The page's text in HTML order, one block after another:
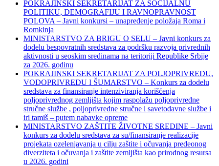
POKRAJINSKI SEKRETARIJAT ZA SOCIJALNU
POLITIKU, DEMOGRAFIJU I RAVNOPRAVNOST
POLOVA – Javni konkursi – unapređenje položaja Roma i
Romkinja
MINISTARSTVO ZA BRIGU O SELU – Javni konkurs za
dodelu bespovratnih sredstava za podršku razvoja privrednih
aktivnosti u seoskim sredinama na teritoriji Republike Srbije
za 2026. godinu
POKRAJINSKI SEKRETARIJAT ZA POLJOPRIVREDU,
VODOPRIVREDU I ŠUMARSTVO – Konkurs za dodelu
sredstava za finansiranje intenziviranja korišćenja
poljoprivrednog zemljišta kojim raspolažu poljoprivredne
stručne službe , poljoprivredne stručne i savetodavne službe i
iri tamiš ‒ putem nabavke opreme
MINISTARSTVO ZAŠTITE ŽIVOTNE SREDINE – Javni
konkurs za dodelu sredstava za su/finansiranje realizacije
projekata ozelenjavanja u cilju zaštite i očuvanja predeonog
diverziteta i očuvanja i zaštite zemljišta kao prirodnog resursa
u 2026. godini